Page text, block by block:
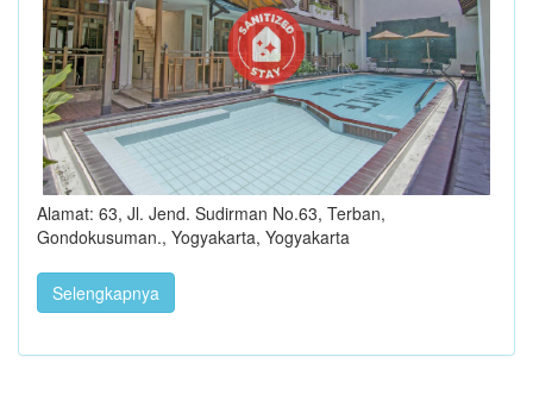
Alamat: 63, Jl. Jend. Sudirman No.63, Terban,
Gondokusuman., Yogyakarta, Yogyakarta
Selengkapnya